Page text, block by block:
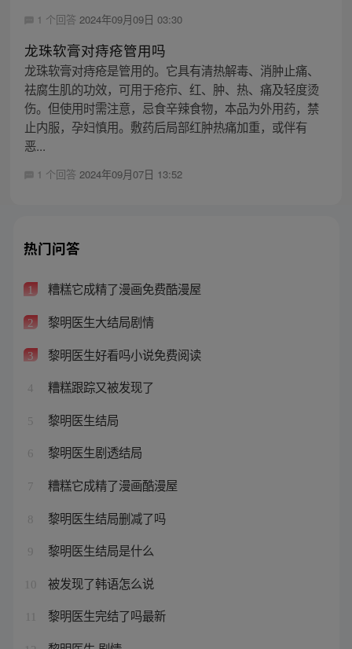
1 个回答 2024年09月09日 03:30
龙珠软膏对痔疮管用吗
龙珠软膏对痔疮是管用的。它具有清热解毒、消肿止痛、
祛腐生肌的功效，可用于疮疖、红、肿、热、痛及轻度烫
伤。但使用时需注意，忌食辛辣食物，本品为外用药，禁
止内服，孕妇慎用。敷药后局部红肿热痛加重，或伴有
恶...
1 个回答 2024年09月07日 13:52
热门问答
1 糟糕它成精了漫画免费酷漫屋
2 黎明医生大结局剧情
3 黎明医生好看吗小说免费阅读
4 糟糕跟踪又被发现了
5 黎明医生结局
6 黎明医生剧透结局
7 糟糕它成精了漫画酷漫屋
8 黎明医生结局删减了吗
9 黎明医生结局是什么
10 被发现了韩语怎么说
黎明医生完结了吗最新